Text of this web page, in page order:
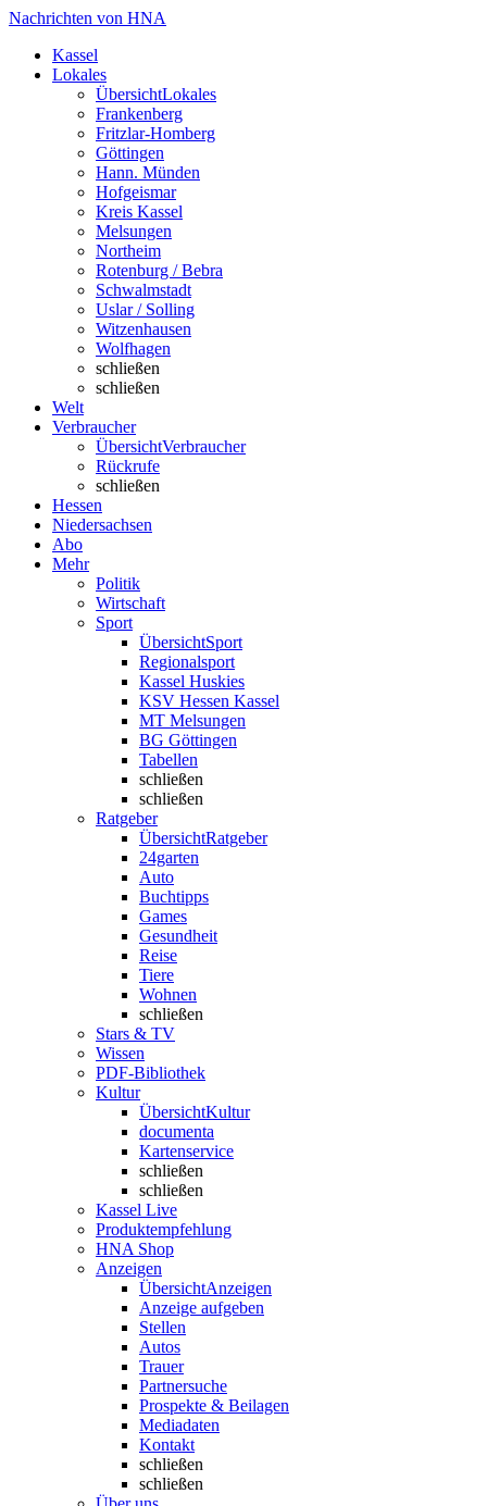
Nachrichten von HNA
Kassel
Lokales
ÜbersichtLokales
Frankenberg
Fritzlar-Homberg
Göttingen
Hann. Münden
Hofgeismar
Kreis Kassel
Melsungen
Northeim
Rotenburg / Bebra
Schwalmstadt
Uslar / Solling
Witzenhausen
Wolfhagen
schließen
schließen
Welt
Verbraucher
ÜbersichtVerbraucher
Rückrufe
schließen
Hessen
Niedersachsen
Abo
Mehr
Politik
Wirtschaft
Sport
ÜbersichtSport
Regionalsport
Kassel Huskies
KSV Hessen Kassel
MT Melsungen
BG Göttingen
Tabellen
schließen
schließen
Ratgeber
ÜbersichtRatgeber
24garten
Auto
Buchtipps
Games
Gesundheit
Reise
Tiere
Wohnen
schließen
Stars & TV
Wissen
PDF-Bibliothek
Kultur
ÜbersichtKultur
documenta
Kartenservice
schließen
schließen
Kassel Live
Produktempfehlung
HNA Shop
Anzeigen
ÜbersichtAnzeigen
Anzeige aufgeben
Stellen
Autos
Trauer
Partnersuche
Prospekte & Beilagen
Mediadaten
Kontakt
schließen
schließen